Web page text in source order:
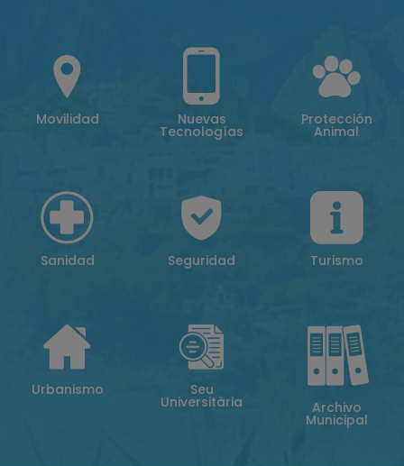
Movilidad Nuevas
Tecnologías
Protección
Animal
Sanidad Seguridad Turismo
Urbanismo Seu
Universitària Archivo
Municipal